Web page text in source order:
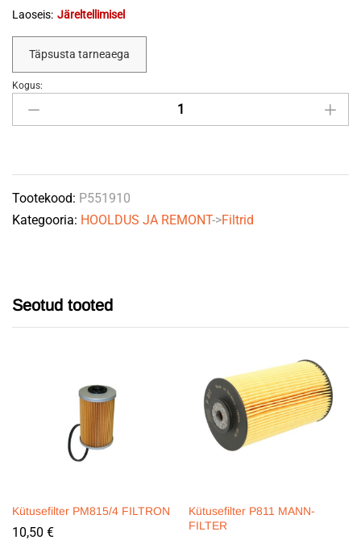
Laoseis: Järeltellimisel
Täpsusta tarneaega
Õlifilter
P551910
Kogus:
Tootekood: P551910
Kategooria: HOOLDUS JA REMONT->Filtrid
Seotud tooted
Kütusefilter PM815/4 FILTRON
10,50 €
Kütusefilter P811 MANN-
FILTER